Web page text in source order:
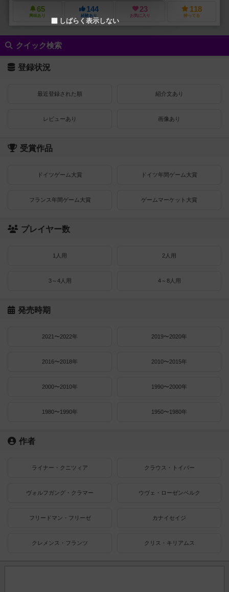
65
興味あり
144
経験あり
23
お気に入り
118
持ってる
クイック検索
登録状況
最近登録された順 紹介文あり
レビューあり 画像あり
受賞作品
ドイツゲーム大賞 ドイツ年間ゲーム大賞
フランス年間ゲーム大賞 ゲームマーケット大賞
プレイヤー数
1人用 2人用
3～4人用 4～8人用
発売時期
2021〜2022年 2019〜2020年
2016〜2018年 2010〜2015年
2000〜2010年 1990〜2000年
1980〜1990年 1950〜1980年
作者
ライナー・クニツィア クラウス・トイバー
ヴォルフガング・クラマー ウヴェ・ローゼンベルク
フリードマン・フリーゼ カナイセイジ
クレメンス・フランツ クリス・キリアムス
しばらく表示しない